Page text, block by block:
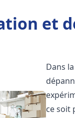
et
Dans
ce soit